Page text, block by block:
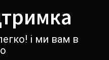
і ми вам в